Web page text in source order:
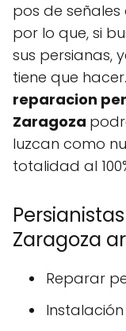
pos de
por lo que, si
sus persianas,
tiene que
reparacion
Zaragoza
luzcan como
totalidad al
Zaragoza
Reparar